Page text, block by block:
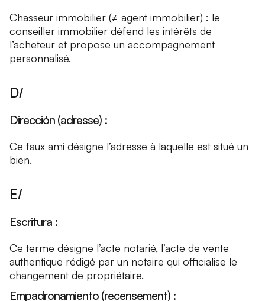
Chasseur immobilier (≠ agent immobilier) : le
conseiller immobilier défend les intérêts de
l’acheteur et propose un accompagnement
personnalisé.
D/
Dirección (adresse) :
Ce faux ami désigne l’adresse à laquelle est situé un
bien.
E/
Escritura :
Ce terme désigne l’acte notarié, l’acte de vente
authentique rédigé par un notaire qui officialise le
changement de propriétaire.
Empadronamiento (recensement) :